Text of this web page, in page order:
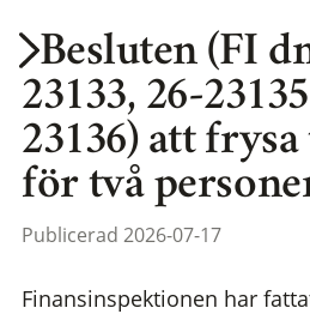
Besluten (FI
23133, 26-
23136) att
för två
Publicerad 2026-07-17
Finansinspektionen har